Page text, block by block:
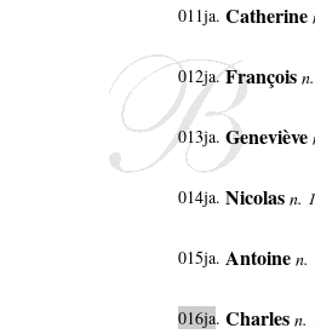
011ja. Catherine
012ja. François
013ja. Geneviève
014ja. Nicolas n.
015ja. Antoine n.
016ja. Charles n.